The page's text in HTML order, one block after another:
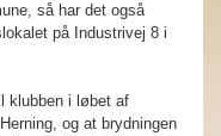
så har det også
på Industrivej 8 i
klubben i løbet af
og at brydningen